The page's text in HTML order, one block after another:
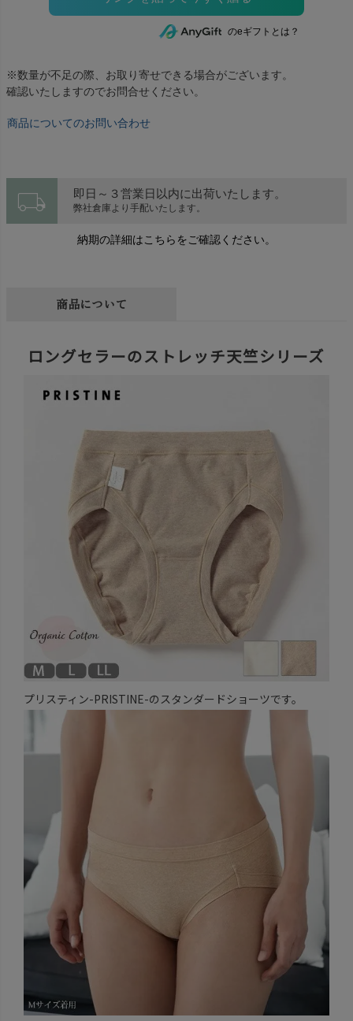
のeギフトとは？
※数量が不足の際、お取り寄せできる場合がございます。
確認いたしますのでお問合せください。
商品についてのお問い合わせ
local_shipping 即日～３営業日以内に出荷いたします。
弊社倉庫より手配いたします。
納期の詳細はこちらをご確認ください。
商品について
ロングセラーのストレッチ天竺シリーズ
プリスティン-PRISTINE-のスタンダードショーツです。